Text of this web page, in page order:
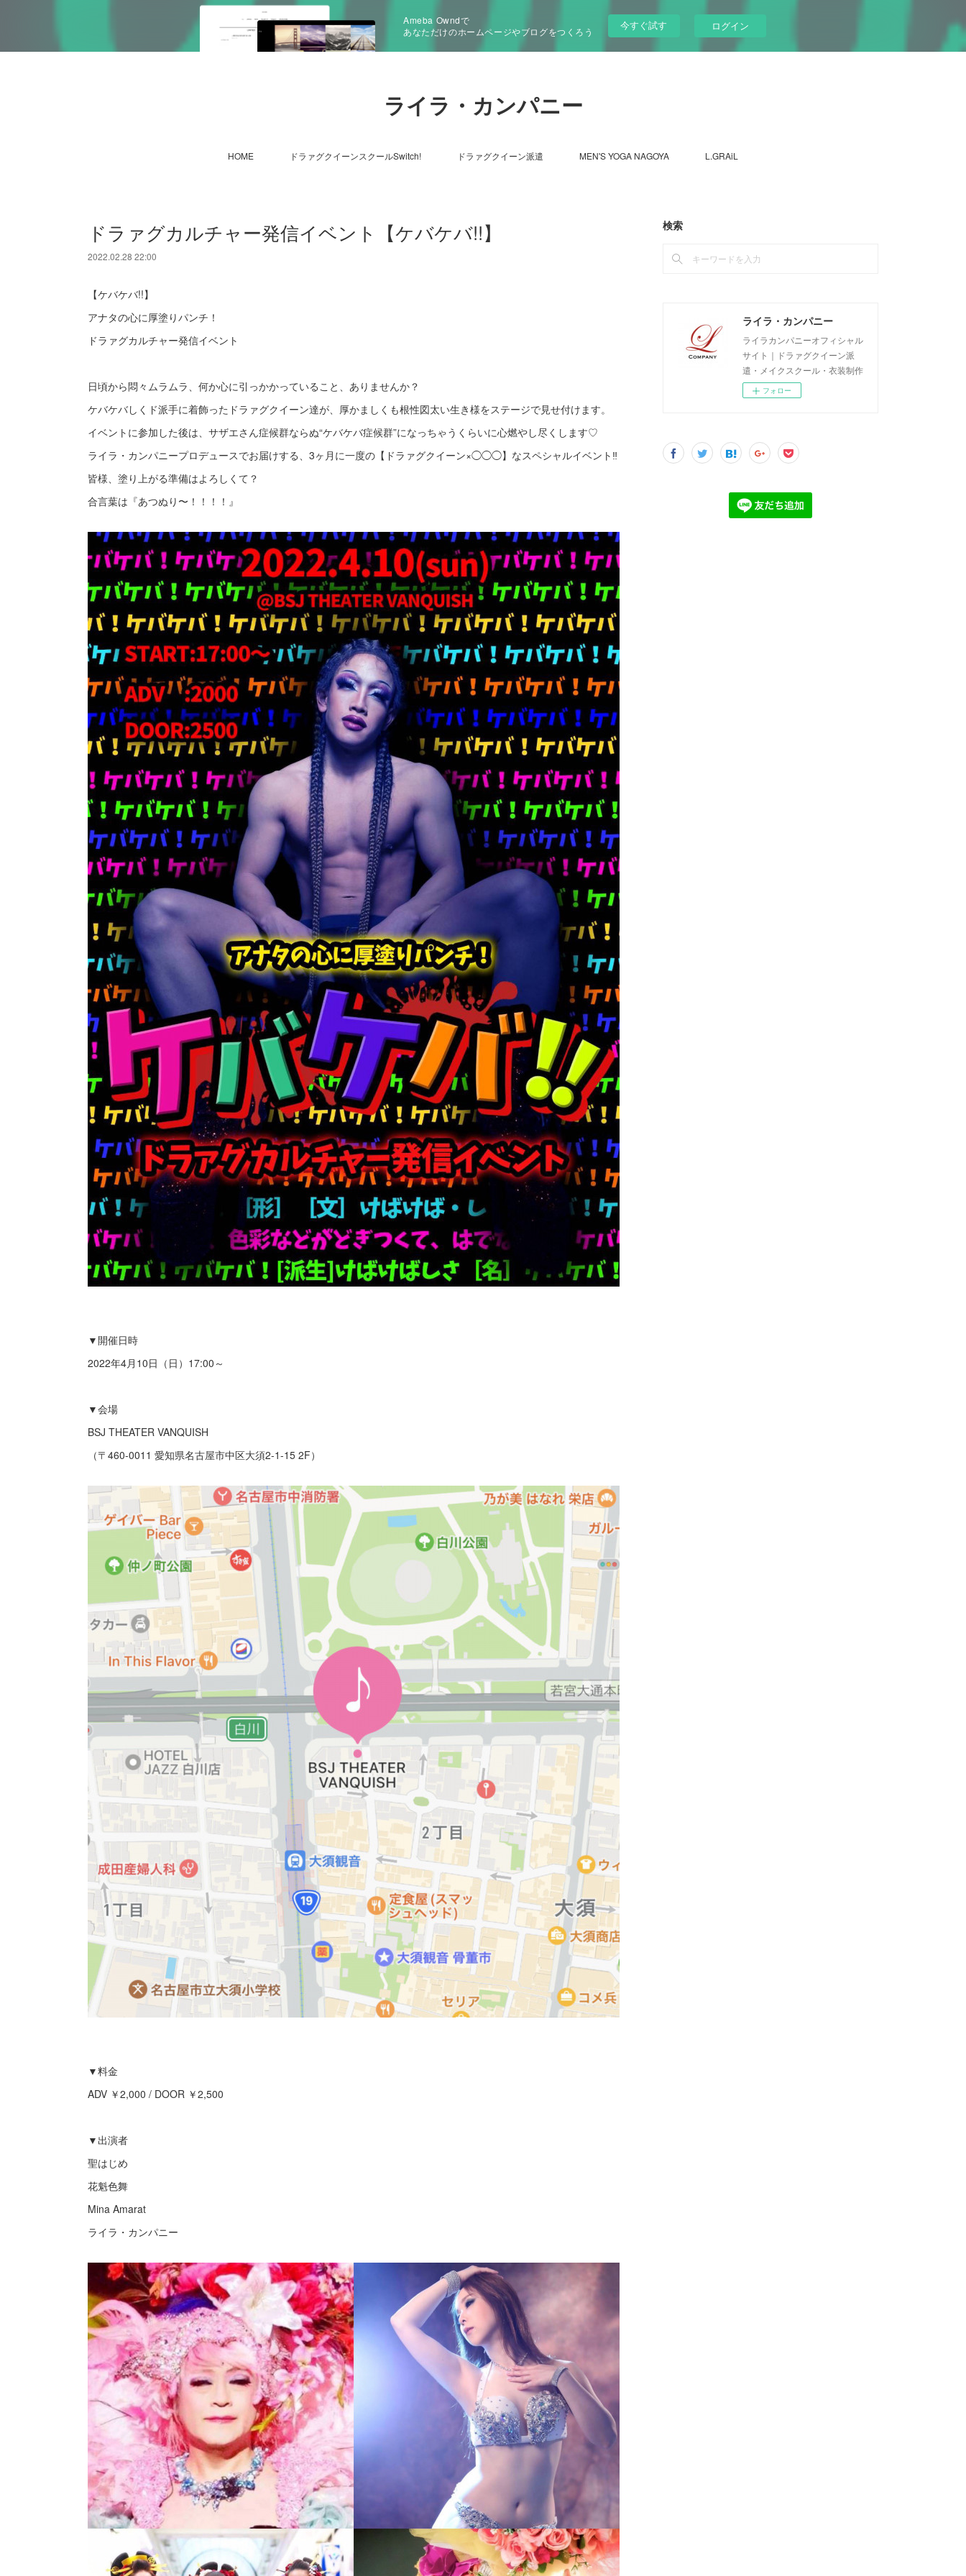
Ameba Owndで
あなただけのホームページやブログをつくろう
今すぐ試す ログイン
ライラ・カンパニー
HOME ドラァグクイーンスクールSwitch! ドラァグクイーン派遣 MEN'S YOGA NAGOYA L.GRAiL
ドラァグカルチャー発信イベント【ケバケバ!!】
2022.02.28 22:00
【ケバケバ!!】
アナタの心に厚塗りパンチ！
ドラァグカルチャー発信イベント
日頃から悶々ムラムラ、何か心に引っかかっていること、ありませんか？
ケバケバしくド派手に着飾ったドラァグクイーン達が、厚かましくも根性図太い生き様をステージで見せ付けます。
イベントに参加した後は、サザエさん症候群ならぬ“ケバケバ症候群”になっちゃうくらいに心燃やし尽くします♡
ライラ・カンパニープロデュースでお届けする、3ヶ月に一度の【ドラァグクイーン×◯◯◯】なスペシャルイベント‼︎
皆様、塗り上がる準備はよろしくて？
合言葉は『あつぬり〜！！！！』
▼開催日時
2022年4月10日（日）17:00～
▼会場
BSJ THEATER VANQUISH
（〒460-0011 愛知県名古屋市中区大須2-1-15 2F）
▼料金
ADV ￥2,000 / DOOR ￥2,500
▼出演者
聖はじめ
花魁色舞
Mina Amarat
ライラ・カンパニー
検索
ライラ・カンパニー
ライラカンパニーオフィシャル
サイト｜ドラァグクイーン派
遣・メイクスクール・衣装制作
フォロー